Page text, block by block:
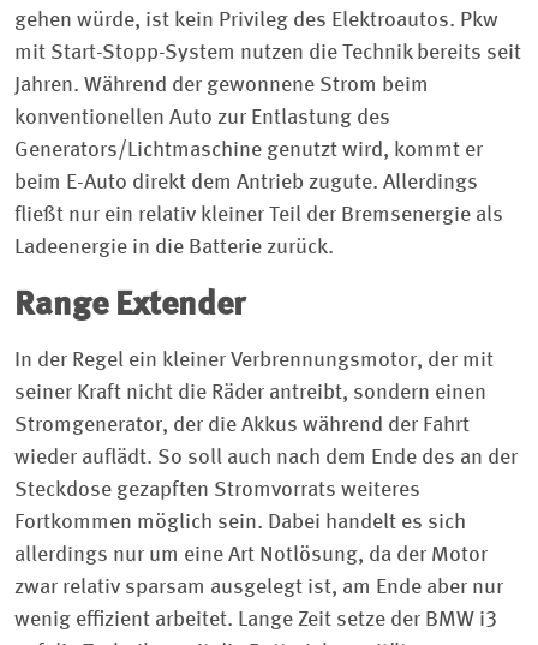
gehen würde, ist kein Privileg des Elektroautos. Pkw
mit Start-Stopp-System nutzen die Technik bereits seit
Jahren. Während der gewonnene Strom beim
konventionellen Auto zur Entlastung des
Generators/Lichtmaschine genutzt wird, kommt er
beim E-Auto direkt dem Antrieb zugute. Allerdings
fließt nur ein relativ kleiner Teil der Bremsenergie als
Ladeenergie in die Batterie zurück.
Range Extender
In der Regel ein kleiner Verbrennungsmotor, der mit
seiner Kraft nicht die Räder antreibt, sondern einen
Stromgenerator, der die Akkus während der Fahrt
wieder auflädt. So soll auch nach dem Ende des an der
Steckdose gezapften Stromvorrats weiteres
Fortkommen möglich sein. Dabei handelt es sich
allerdings nur um eine Art Notlösung, da der Motor
zwar relativ sparsam ausgelegt ist, am Ende aber nur
wenig effizient arbeitet. Lange Zeit setze der BMW i3